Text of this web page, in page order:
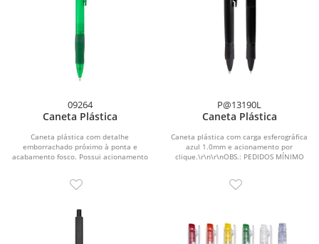
09264
Caneta Plástica
Caneta plástica com detalhe
emborrachado próximo à ponta e
acabamento fosco. Possui acionamento
P@13190L
Caneta Plástica
Caneta plástica com carga esferográfica
azul 1.0mm e acionamento por
clique.\r\n\r\nOBS.: PEDIDOS MÍNIMO